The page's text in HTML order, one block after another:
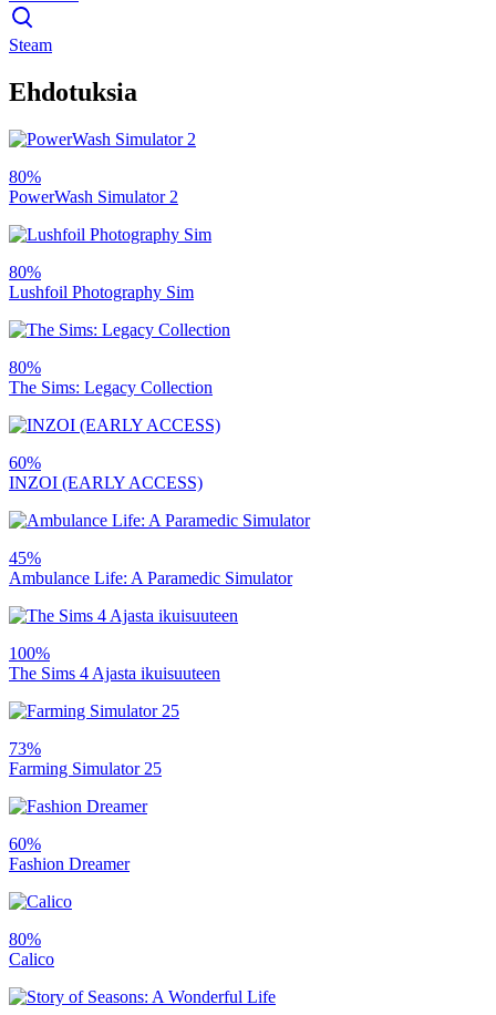
Steam
Ehdotuksia
80%
PowerWash Simulator 2
80%
Lushfoil Photography Sim
80%
The Sims: Legacy Collection
60%
INZOI (EARLY ACCESS)
45%
Ambulance Life: A Paramedic Simulator
100%
The Sims 4 Ajasta ikuisuuteen
73%
Farming Simulator 25
60%
Fashion Dreamer
80%
Calico